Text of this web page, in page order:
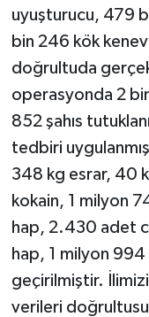
uyuşturucu, 479
bin 246 kök
doğrultuda
operasyonda 2 bin
852 şahıs
tedbiri
348 kg esrar, 40
kokain, 1 milyon
hap, 2.430 adet
hap, 1 milyon
geçirilmiştir.
verileri